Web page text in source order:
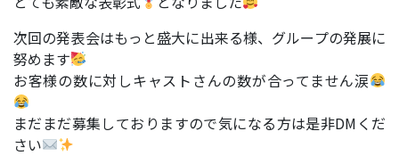
次回の発表会はもっと盛大に出来る様、グループの発展に
努めます
お客様の数に対しキャストさんの数が合ってません涙
まだまだ募集しておりますので気になる方は是非DMくだ
さい